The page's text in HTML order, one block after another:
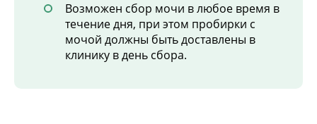
Возможен сбор мочи в любое время в
течение дня, при этом пробирки с
мочой должны быть доставлены в
клинику в день сбора.